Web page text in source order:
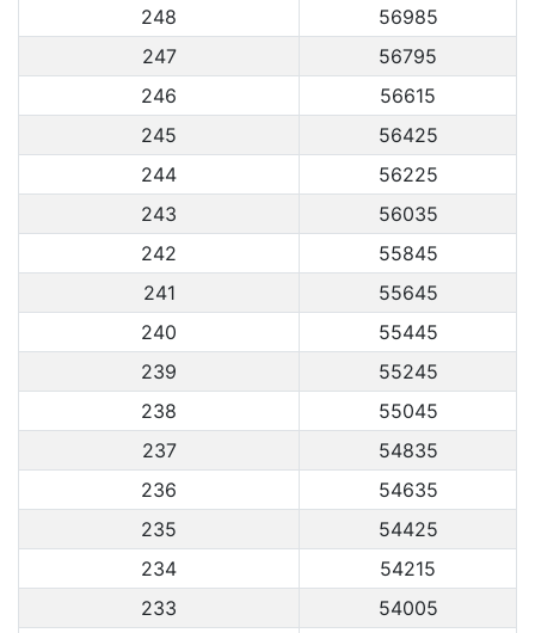
248
56985
247
56795
246
56615
245
56425
244
56225
243
56035
242
55845
241
55645
240
55445
239
55245
238
55045
237
54835
236
54635
235
54425
234
54215
233
54005